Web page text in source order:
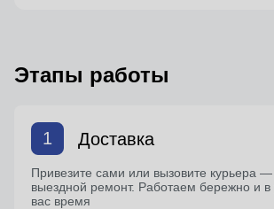
Этапы работы
1 Доставка
Привезите сами или вызовите курьера
выездной ремонт. Работаем бережно и в
вас время